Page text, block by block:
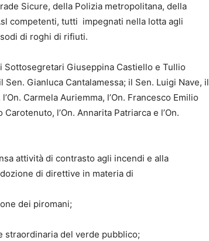
Sicure, della Polizia metropolitana, della
competenti, tutti impegnati nella lotta agli
di roghi di rifiuti.
Giuseppina Castiello e Tullio
Gianluca Cantalamessa; il Sen. Luigi Nave, il
Carmela Auriemma, l’On. Francesco Emilio
l’On. Annarita Patriarca e l’On.
attività di contrasto agli incendi e alla
di direttive in materia di
dei piromani;
straordinaria del verde pubblico;